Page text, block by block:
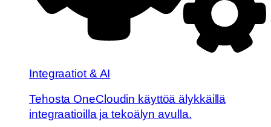
Integraatiot & AI
Tehosta OneCloudin käyttöä älykkäillä
integraatioilla ja tekoälyn avulla.